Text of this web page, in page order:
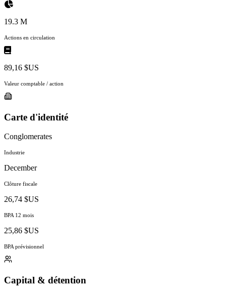
19.3 M
Actions en circulation
89,16 $US
Valeur comptable / action
Carte d'identité
Conglomerates
Industrie
December
Clôture fiscale
26,74 $US
BPA 12 mois
25,86 $US
BPA prévisionnel
Capital & détention